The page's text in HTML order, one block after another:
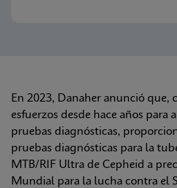
En 2023, Danaher anunció que,
esfuerzos desde hace años para
pruebas diagnósticas,
pruebas diagnósticas para la
MTB/RIF Ultra de Cepheid a
Mundial para la lucha contra el